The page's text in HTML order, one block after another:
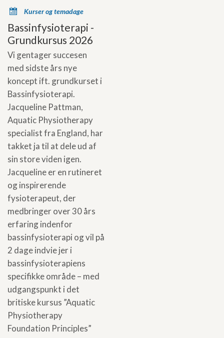
x Kurser og temadage
Bassinfysioterapi -
Grundkursus 2026
Vi gentager succesen
med sidste års nye
koncept ift. grundkurset i
Bassinfysioterapi.
Jacqueline Pattman,
Aquatic Physiotherapy
specialist fra England, har
takket ja til at dele ud af
sin store viden igen.
Jacqueline er en rutineret
og inspirerende
fysioterapeut, der
medbringer over 30 års
erfaring indenfor
bassinfysioterapi og vil på
2 dage indvie jer i
bassinfysioterapiens
specifikke område – med
udgangspunkt i det
britiske kursus ”Aquatic
Physiotherapy
Foundation Principles”